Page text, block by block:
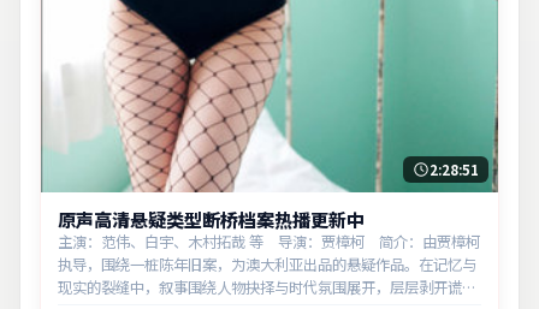
2:28:51
原声高清悬疑类型断桥档案热播更新中
主演：范伟、白宇、木村拓哉 等 导演：贾樟柯 简介：由贾樟柯
执导，围绕一桩陈年旧案，为澳大利亚出品的悬疑作品。在记忆与
现实的裂缝中，叙事围绕人物抉择与时代氛围展开，层层剥开谎言